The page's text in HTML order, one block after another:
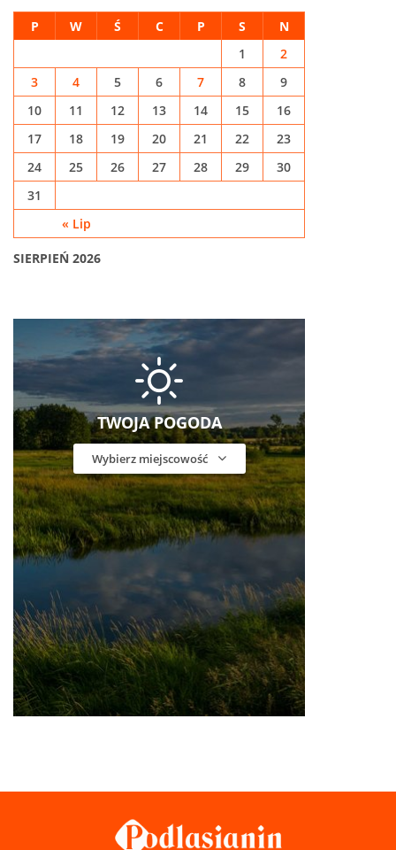
SIERPIEŃ 2026
P W Ś C P S N
« Lip
1
2
3
4 5 6 7 8
9
10
11 12 13 14 15
16
17
18 19 20 21 22
23
24
25 26 27 28 29
30
31
TWOJA POGODA
Wybierz miejscowość